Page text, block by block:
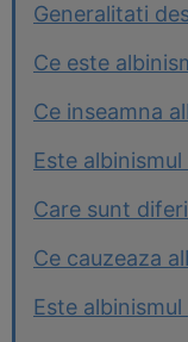
Generalitati
Ce este
Ce inseamna
Este albinismul
Care sunt
Ce cauzeaza
Este